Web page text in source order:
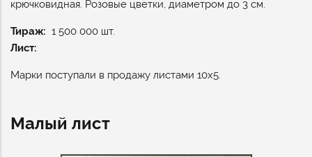
крючковидная. Розовые цветки, диаметром до 3 см.
Тираж
1 500 000 шт.
Лист:
Марки поступали в продажу листами 10х5.
Малый лист